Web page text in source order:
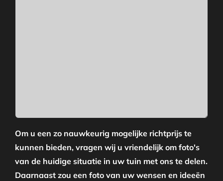
Om u een zo nauwkeurig mogelijke richtprijs te
kunnen bieden, vragen wij u vriendelijk om foto's
van de huidige situatie in uw tuin met ons te delen.
Daarnaast zou een foto van uw wensen en ideeën